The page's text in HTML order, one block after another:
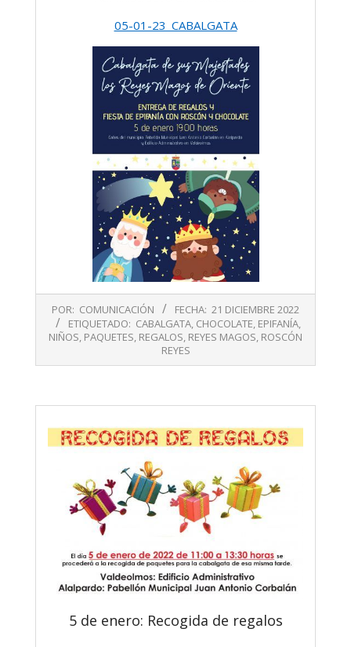
05-01-23_CABALGATA
12-
POR: COMUNICACIÓN FECHA: 21 DICIEMBRE 2022
ETIQUETADO: CABALGATA, CHOCOLATE, EPIFANÍA,
NIÑOS, PAQUETES, REGALOS, REYES MAGOS, ROSCÓN
REYES
5 de enero: Recogida de regalos